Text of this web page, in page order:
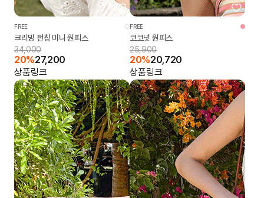
FREE
크리밍 펀칭 미니 원피스
34,000
20%27,200
상품링크
FREE
코코넛 원피스
25,900
20%20,720
상품링크